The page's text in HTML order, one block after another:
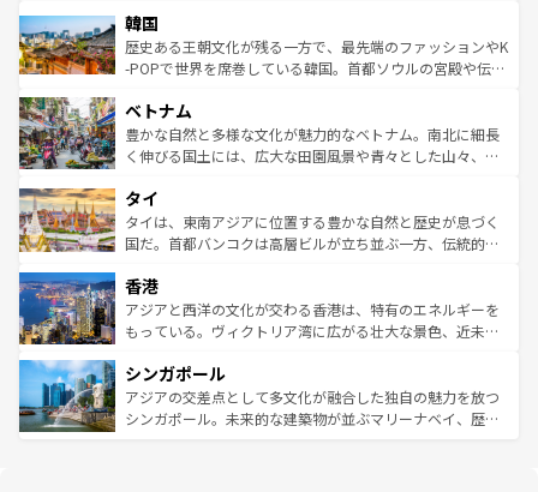
ワイを、存分に味わってほしい。 なお、新着のハワイ情報
はコンテンツ一覧を参照してほしい。
いる。アクティビティも充実しており、サーフィンやダイ
ビング、ハイキングなど、アウトドア好きにはたまらな
い。オーストラリアの多彩な魅力を存分に味わいつくそ
参照してほしい。
ン）、静ひつな山岳地帯である台湾東部など、都市の喧騒
と山間の静けさが共存しており、訪れる人に新しい発見と
驚きをもたらしてくれる。また、奥深い台湾の食文化も魅
容にもいいと評判のスイーツなど、バラエティ豊かな料理
が味わえる。 なお、新着の台湾情報は コンテンツ一覧を参
照してほしい。
韓国
歴史ある王朝文化が残る一方で、最先端のファッションやK
-POPで世界を席巻している韓国。首都ソウルの宮殿や伝統
き、地方に足を延ばせば四季折々の自然美を楽しむことが
できる。そして、キムチや焼肉、絶品のストリートフード
まで、さまざまな韓国料理が待っている。夜には、韓国な
リティに包まれながら、韓国の多彩な魅力を心ゆくまで味
わってみてほしい。 なお、新着の韓国情報はコンテンツ一
覧を参照してほしい。
ベトナム
豊かな自然と多様な文化が魅力的なベトナム。南北に細長
く伸びる国土には、広大な田園風景や青々とした山々、世
急速な発展と共に伝統が息づく。ハノイの古い町並みやホ
ーチミン市のフランス統治時代の建物も、独特の雰囲気を
醸し出している。また、バラエティの豊かさとおいしさで
とつ。フォーやバインミー、ベトナムコーヒーなどは、ぜ
ひ現地で味わいたい。どの地域を訪れてもあたたかい人々
が旅行者を迎えてくれるので、きっと忘れられない旅にな
参照してほしい。
タイ
タイは、東南アジアに位置する豊かな自然と歴史が息づく
国だ。首都バンコクは高層ビルが立ち並ぶ一方、伝統的な
の活気が交差している。北部ではチェンマイなどの山岳地
帯で自然と触れ合い、南部ではプーケットやクラビの美し
いビーチでリゾート気分を楽しむことができる。タイ料理
激する。気候は一年中温暖で、どの季節にも異なる楽しみ
が待っている。親しみやすいタイの人々、仏教を中心とし
た文化、そして多様な観光資源が、訪れる旅人を魅了し続
香港
アジアと西洋の文化が交わる香港は、特有のエネルギーを
もっている。ヴィクトリア湾に広がる壮大な景色、近未来
み、どこを訪れても感動するはず。観光スポットが密集し
ており、効率よく見どころを回れるのも魅力。息をのむよ
うな絶景から文化的な体験まで、香港を存分に楽しみ尽く
シンガポール
アジアの交差点として多文化が融合した独自の魅力を放つ
シンガポール。未来的な建築物が並ぶマリーナベイ、歴史